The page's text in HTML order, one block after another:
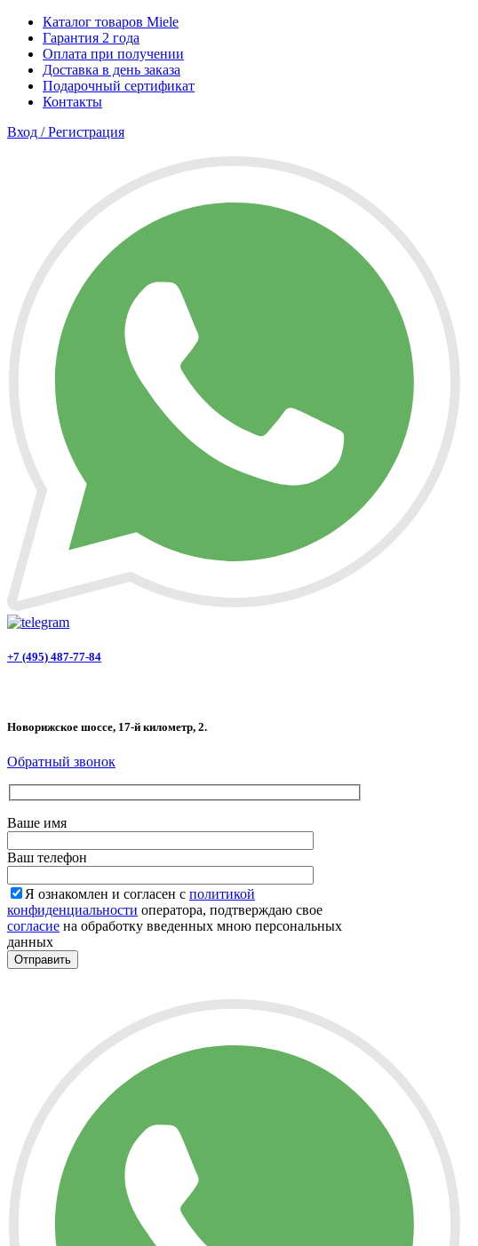
Каталог товаров Miele
Гарантия 2 года
Оплата при получении
Доставка в день заказа
Подарочный сертификат
Контакты
Вход / Регистрация
+7 (495) 487-77-84
Новорижское шоссе, 17-й километр, 2.
Обратный звонок
Ваше имя
Ваш телефон
Я ознакомлен и согласен с политикой
конфиденциальности оператора, подтверждаю свое
согласие на обработку введенных мною персональных
данных